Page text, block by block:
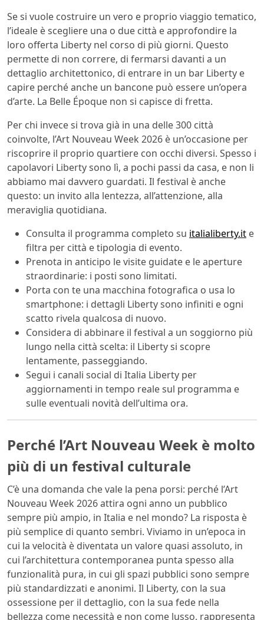
Se si vuole costruire un vero e proprio viaggio tematico,
l’ideale è scegliere una o due città e approfondire la
loro offerta Liberty nel corso di più giorni. Questo
permette di non correre, di fermarsi davanti a un
dettaglio architettonico, di entrare in un bar Liberty e
capire perché anche un bancone può essere un’opera
d’arte. La Belle Époque non si capisce di fretta.
Per chi invece si trova già in una delle 300 città
coinvolte, l’Art Nouveau Week 2026 è un’occasione per
riscoprire il proprio quartiere con occhi diversi. Spesso i
capolavori Liberty sono lì, a pochi passi da casa, e non li
abbiamo mai davvero guardati. Il festival è anche
questo: un invito alla lentezza, all’attenzione, alla
meraviglia quotidiana.
Consulta il programma completo su italialiberty.it e
filtra per città e tipologia di evento.
Prenota in anticipo le visite guidate e le aperture
straordinarie: i posti sono limitati.
Porta con te una macchina fotografica o usa lo
smartphone: i dettagli Liberty sono infiniti e ogni
scatto rivela qualcosa di nuovo.
Considera di abbinare il festival a un soggiorno più
lungo nella città scelta: il Liberty si scopre
lentamente, passeggiando.
Segui i canali social di Italia Liberty per
aggiornamenti in tempo reale sul programma e
sulle eventuali novità dell’ultima ora.
Perché l’Art Nouveau Week è molto
più di un festival culturale
C’è una domanda che vale la pena porsi: perché l’Art
Nouveau Week 2026 attira ogni anno un pubblico
sempre più ampio, in Italia e nel mondo? La risposta è
più semplice di quanto sembri. Viviamo in un’epoca in
cui la velocità è diventata un valore quasi assoluto, in
cui l’architettura contemporanea punta spesso alla
funzionalità pura, in cui gli spazi pubblici sono sempre
più standardizzati e anonimi. Il Liberty, con la sua
ossessione per il dettaglio, con la sua fede nella
bellezza come necessità e non come lusso, rappresenta